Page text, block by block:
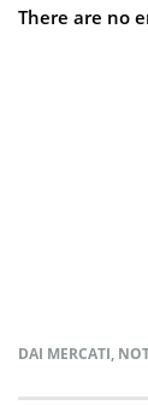
There are no
DAI MERCATI,